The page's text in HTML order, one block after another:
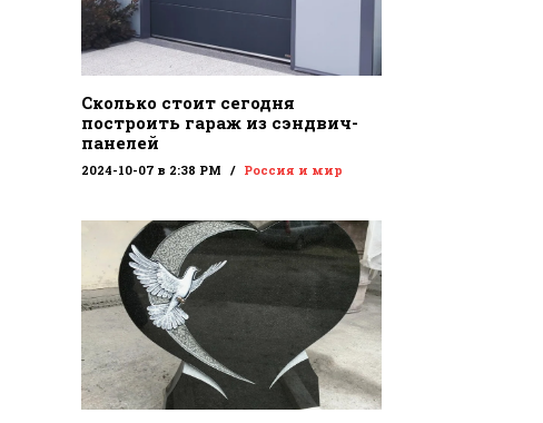
Сколько стоит сегодня
построить гараж из сэндвич-
панелей
2024-10-07 в 2:38 PM Россия и мир